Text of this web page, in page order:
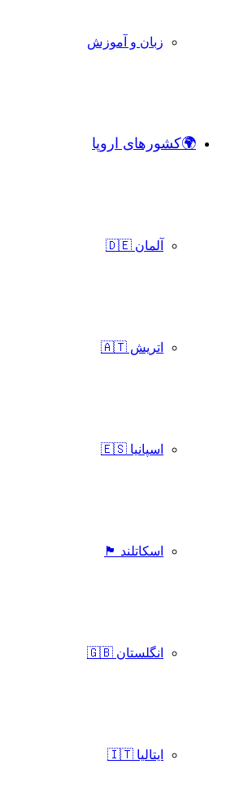
زبان و آموزش
🌍کشورهای اروپا
آلمان 🇩🇪
اتریش 🇦🇹
اسپانیا 🇪🇸
اسکاتلند 🏴󠁧󠁢󠁳󠁣󠁴󠁿
انگلستان 🇬🇧
ایتالیا 🇮🇹